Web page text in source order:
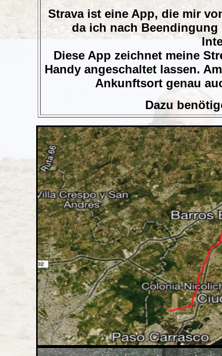
Strava ist eine App, die mir
da ich nach
Diese App zeichnet meine
Handy angeschaltet lassen.
Ankunftsort genau
Dazu